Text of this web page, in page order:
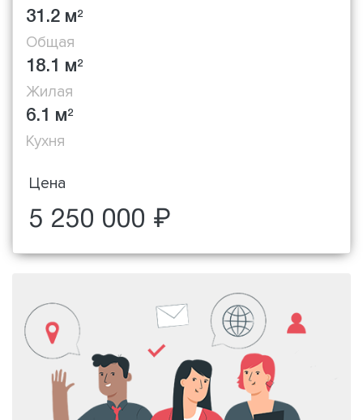
31.2 м2
Общая
18.1 м2
Жилая
6.1 м2
Кухня
Цена
5 250 000 ₽